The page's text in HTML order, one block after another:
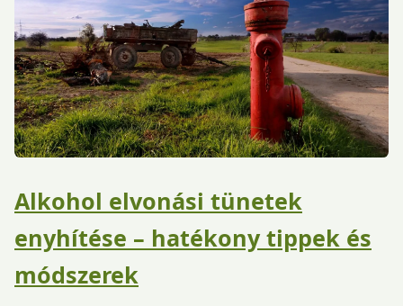
Alkohol elvonási tünetek
enyhítése – hatékony tippek és
módszerek